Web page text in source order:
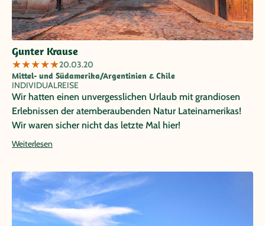
Gunter Krause
★★★★★20.03.20
Mittel- und Südamerika/Argentinien & Chile
INDIVIDUALREISE
Wir hatten einen unvergesslichen Urlaub mit grandiosen
Erlebnissen der atemberaubenden Natur Lateinamerikas!
Wir waren sicher nicht das letzte Mal hier!
Weiterlesen